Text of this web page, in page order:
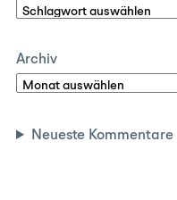
Archiv
Neueste Kommentare